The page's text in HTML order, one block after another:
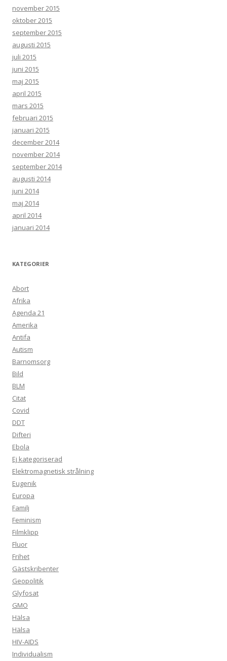
november 2015
oktober 2015
september 2015
augusti 2015
juli 2015
juni 2015
maj 2015
april 2015
mars 2015
februari 2015
januari 2015
december 2014
november 2014
september 2014
augusti 2014
juni 2014
maj 2014
april 2014
januari 2014
KATEGORIER
Abort
Afrika
Agenda 21
Amerika
Antifa
Autism
Barnomsorg
Bild
BLM
Citat
Covid
DDT
Difteri
Ebola
Ej kategoriserad
Elektromagnetisk strålning
Eugenik
Europa
Familj
Feminism
Filmklipp
Fluor
Frihet
Gästskribenter
Geopolitik
Glyfosat
GMO
Hälsa
Hälsa
HIV-AIDS
Individualism